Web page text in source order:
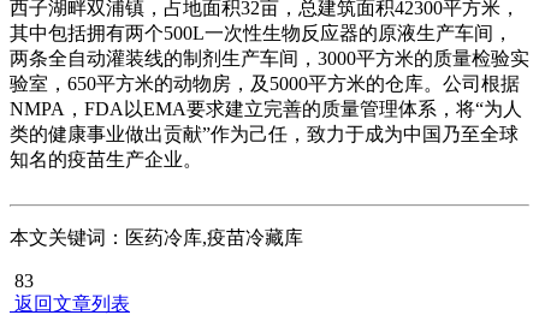
西子湖畔双浦镇，占地面积32亩，总建筑面积42300平方米，
其中包括拥有两个500L一次性生物反应器的原液生产车间，
两条全自动灌装线的制剂生产车间，3000平方米的质量检验实
验室，650平方米的动物房，及5000平方米的仓库。公司根据
NMPA，FDA以EMA要求建立完善的质量管理体系，将“为人
类的健康事业做出贡献”作为己任，致力于成为中国乃至全球
知名的疫苗生产企业。
本文关键词：医药冷库,疫苗冷藏库
83
返回文章列表